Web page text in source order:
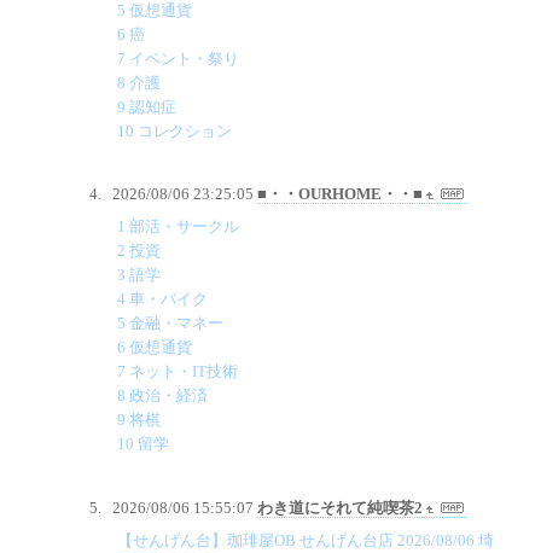
5 仮想通貨
6 癌
7 イベント・祭り
8 介護
9 認知症
10 コレクション
2026/08/06 23:25:05 ■・・OURHOME・・■
1 部活・サークル
2 投資
3 語学
4 車・バイク
5 金融・マネー
6 仮想通貨
7 ネット・IT技術
8 政治・経済
9 将棋
10 留学
2026/08/06 15:55:07 わき道にそれて純喫茶2
【せんげん台】珈琲屋OB せんげん台店 2026/08/06 埼